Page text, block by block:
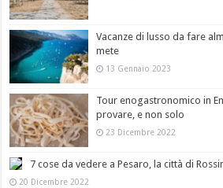
Vacanze di lusso da fare
mete
13 Gennaio 2023
Tour enogastronomico in
provare, e non solo
23 Dicembre 2022
7 cose da vedere a Pesaro, la città di
20 Dicembre 2022